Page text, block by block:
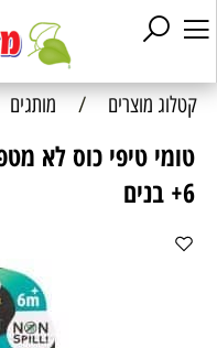
קטלוג מוצרים / מותגים
טומי טיפי כוס לא
6+ בנים